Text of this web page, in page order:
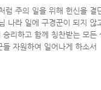
럼 주의 일을 위해 헌신을 결
나라 일에 구경꾼이 되지 않
리하고 함께 칭찬받는 모든
들 자원하여 일어나게 하소서